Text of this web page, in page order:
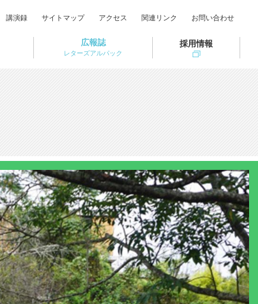
広報誌
レターズアルパック
採用情報
講演録 サイトマップ アクセス 関連リンク お問い合わせ